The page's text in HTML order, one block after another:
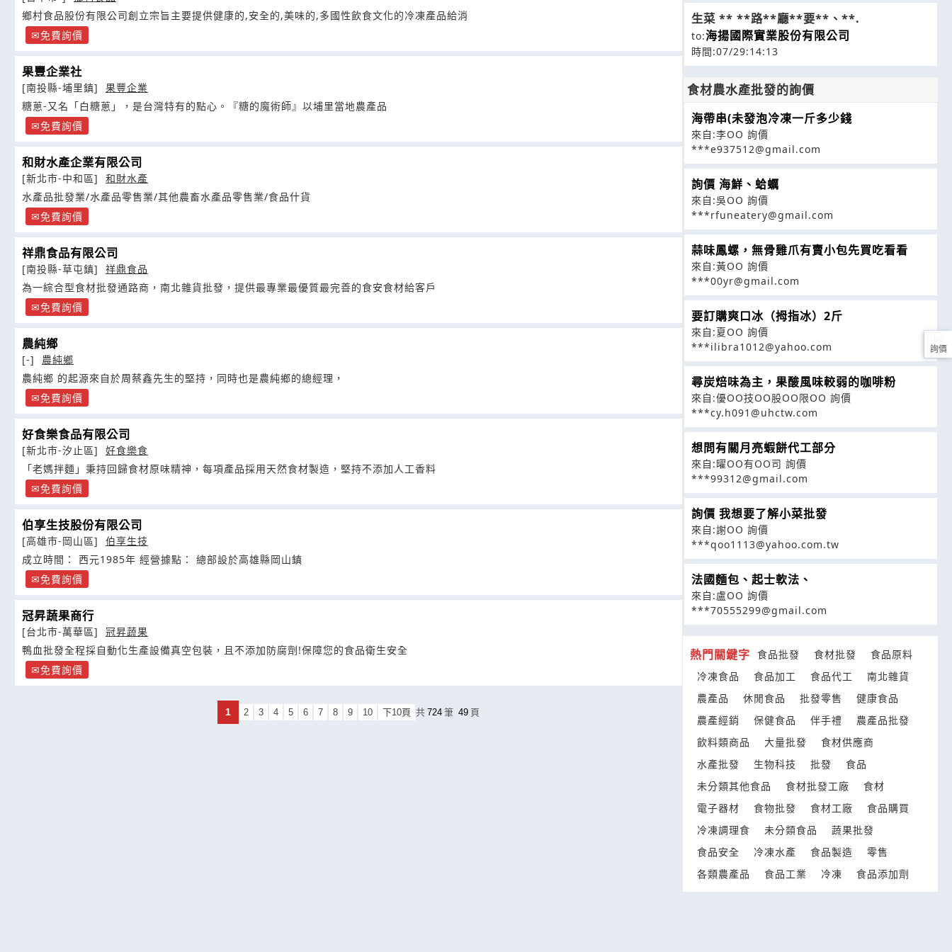
鄉村食品股份有限公司創立宗旨主要提供健康的,安全的,美味的,多國性飲食文化的冷凍產品給消
免費詢價
果豐企業社
[南投縣-埔里鎮]
果豐企業
糖蔥-又名「白糖蔥」，是台灣特有的點心。『糖的魔術師』以埔里當地農產品
免費詢價
和財水產企業有限公司
[新北市-中和區]
和財水產
水產品批發業/水產品零售業/其他農畜水產品零售業/食品什貨
免費詢價
祥鼎食品有限公司
[南投縣-草屯鎮]
祥鼎食品
為一綜合型食材批發通路商，南北雜貨批發，提供最專業最優質最完善的食安食材給客戶
免費詢價
農純鄉
[-]
農純鄉
農純鄉 的起源來自於周蔡鑫先生的堅持，同時也是農純鄉的總經理，
免費詢價
好食樂食品有限公司
[新北市-汐止區]
好食樂食
「老媽拌麵」秉持回歸食材原味精神，每項產品採用天然食材製造，堅持不添加人工香料
免費詢價
伯享生技股份有限公司
[高雄市-岡山區]
伯享生技
成立時間： 西元1985年 經營據點： 總部設於高雄縣岡山鎮
免費詢價
冠昇蔬果商行
[台北市-萬華區]
冠昇蔬果
鴨血批發全程採自動化生產設備真空包裝，且不添加防腐劑!保障您的食品衛生安全
免費詢價
1 2 3 4 5 6 7 8 9 10 下10頁 共 724 筆 49 頁
生菜 ** **路**廳**要**、**.
to:海揚國際實業股份有限公司
時間:07/29:14:13
食材農水產批發的詢價
海帶串(未發泡冷凍一斤多少錢
來自:李OO 詢價
***e937512@gmail.com
詢價 海鮮、蛤蠣
來自:吳OO 詢價
***rfuneatery@gmail.com
蒜味鳳螺，無骨雞爪有賣小包先買吃看看
來自:黃OO 詢價
***00yr@gmail.com
要訂購爽口冰（拇指冰）2斤
來自:夏OO 詢價
***ilibra1012@yahoo.com
尋炭焙味為主，果酸風味較弱的咖啡粉
來自:優OO技OO股OO限OO 詢價
***cy.h091@uhctw.com
想問有關月亮蝦餅代工部分
來自:曜OO有OO司 詢價
***99312@gmail.com
詢價 我想要了解小菜批發
來自:謝OO 詢價
***qoo1113@yahoo.com.tw
法國麵包、起士軟法、
來自:盧OO 詢價
***70555299@gmail.com
熱門關鍵字 食品批發 食材批發
食品原料
冷凍食品
食品加工 食品代工
南北雜貨
農產品
休閒食品 批發零售
健康食品
農產經銷
保健食品 伴手禮
農產品批發
飲料類商品
大量批發
食材供應商
水產批發
生物科技 批發
食品
未分類其他食品
食材批發工廠
食材
電子器材
食物批發 食材工廠
食品購買
冷凍調理食
未分類食品
蔬果批發
食品安全
冷凍水產 食品製造
零售
各類農產品
食品工業 冷凍 食品添加劑
詢價